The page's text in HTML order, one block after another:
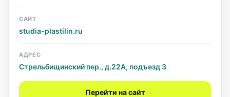
САЙТ
studia-plastilin.ru
АДРЕС
Стрельбищинский пер., д.22А, подъезд 3
Перейти на сайт